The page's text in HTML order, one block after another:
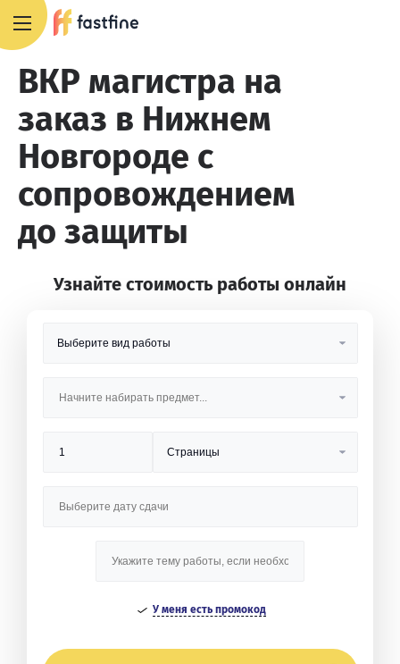
ВКР магистра на
заказ в Нижнем
Новгороде с
сопровождением
до защиты
Узнайте стоимость работы онлайн
У меня есть промокод